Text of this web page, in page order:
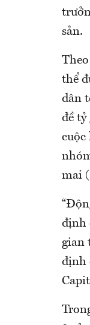
sản.
thể
dân
đề tỷ
cuộc
mai
định
gian
định